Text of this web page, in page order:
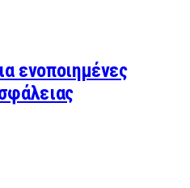
ενοποιημένες